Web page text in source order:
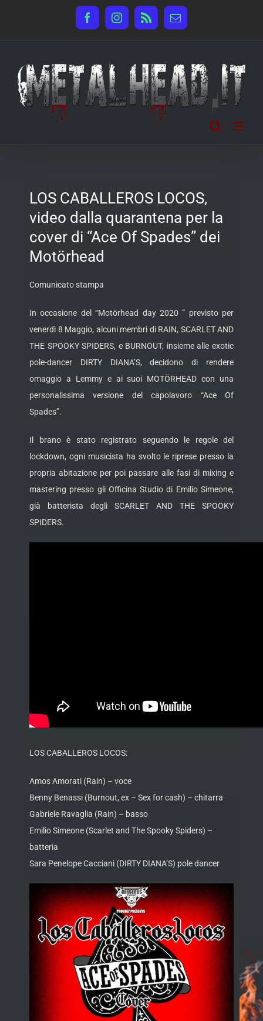
FacebookInstagram
Rss Email
LOS CABALLEROS LOCOS,
video dalla quarantena per la
cover di “Ace Of Spades” dei
Motörhead
Comunicato stampa
In occasione del “Motörhead day 2020 ” previsto per
venerdì 8 Maggio, alcuni membri di RAIN, SCARLET AND
THE SPOOKY SPIDERS, e BURNOUT, insiemealle exotic
pole-dancer DIRTY DIANA’S, decidono di rendere
omaggio a Lemmy e ai suoi MOTÖRHEAD con una
personalissima versione del capolavoro “Ace Of
Spades”.
Il brano è stato registrato seguendo le regole del
lockdown, ogni musicista ha svolto le riprese presso la
propria abitazione per poi passare alle fasi di mixing e
mastering presso gli Officina Studio di Emilio Simeone,
già batterista degli SCARLET AND THE SPOOKY
SPIDERS.
LOS CABALLEROS LOCOS:
Amos Amorati (Rain) – voce
Benny Benassi (Burnout, ex – Sex for cash) – chitarra
Gabriele Ravaglia (Rain) – basso
Emilio Simeone (Scarlet and The Spooky Spiders) –
batteria
Sara Penelope Cacciani (DIRTY DIANA’S) pole dancer